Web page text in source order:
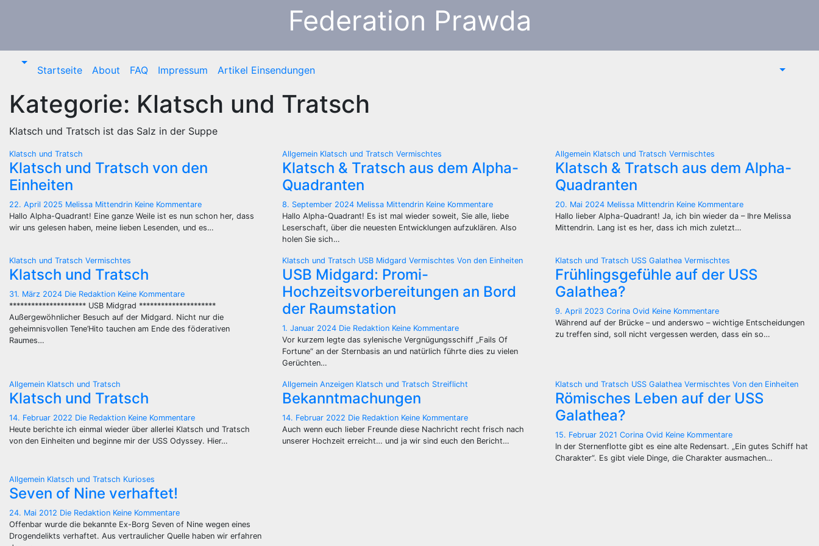
Federation Prawda
Startseite About FAQ Impressum Artikel Einsendungen
Kategorie: Klatsch und Tratsch
Klatsch und Tratsch ist das Salz in der Suppe
Klatsch und Tratsch
Klatsch und Tratsch von den
Einheiten
22. April 2025 Melissa Mittendrin Keine Kommentare
Hallo Alpha-Quadrant! Eine ganze Weile ist es nun schon her, dass
wir uns gelesen haben, meine lieben Lesenden, und es…
Allgemein Klatsch und Tratsch Vermischtes
Klatsch & Tratsch aus dem Alpha-
Quadranten
8. September 2024 Melissa Mittendrin Keine Kommentare
Hallo Alpha-Quadrant! Es ist mal wieder soweit, Sie alle, liebe
Leserschaft, über die neuesten Entwicklungen aufzuklären. Also
holen Sie sich…
Allgemein Klatsch und Tratsch Vermischtes
Klatsch & Tratsch aus dem Alpha-
Quadranten
20. Mai 2024 Melissa Mittendrin Keine Kommentare
Hallo lieber Alpha-Quadrant! Ja, ich bin wieder da – Ihre Melissa
Mittendrin. Lang ist es her, dass ich mich zuletzt…
Klatsch und Tratsch Vermischtes
Klatsch und Tratsch
31. März 2024 Die Redaktion Keine Kommentare
********************* USB Midgrad *********************
Außergewöhnlicher Besuch auf der Midgard. Nicht nur die
geheimnisvollen Tene’Hito tauchen am Ende des föderativen
Raumes…
Klatsch und Tratsch USB Midgard Vermischtes Von den Einheiten
USB Midgard: Promi-
Hochzeitsvorbereitungen an Bord
der Raumstation
1. Januar 2024 Die Redaktion Keine Kommentare
Vor kurzem legte das sylenische Vergnügungsschiff „Fails Of
Fortune“ an der Sternbasis an und natürlich führte dies zu vielen
Gerüchten…
Klatsch und Tratsch USS Galathea Vermischtes
Frühlingsgefühle auf der USS
Galathea?
9. April 2023 Corina Ovid Keine Kommentare
Während auf der Brücke – und anderswo – wichtige Entscheidungen
zu treffen sind, soll nicht vergessen werden, dass ein so…
Allgemein Klatsch und Tratsch
Klatsch und Tratsch
14. Februar 2022 Die Redaktion Keine Kommentare
Heute berichte ich einmal wieder über allerlei Klatsch und Tratsch
von den Einheiten und beginne mir der USS Odyssey. Hier…
Allgemein Anzeigen Klatsch und Tratsch Streiflicht
Bekanntmachungen
14. Februar 2022 Die Redaktion Keine Kommentare
Auch wenn euch lieber Freunde diese Nachricht recht frisch nach
unserer Hochzeit erreicht… und ja wir sind euch den Bericht…
Klatsch und Tratsch USS Galathea Vermischtes Von den Einheiten
Römisches Leben auf der USS
Galathea?
15. Februar 2021 Corina Ovid Keine Kommentare
In der Sternenflotte gibt es eine alte Redensart. „Ein gutes Schiff hat
Charakter“. Es gibt viele Dinge, die Charakter ausmachen…
Allgemein Klatsch und Tratsch Kurioses
Seven of Nine verhaftet!
24. Mai 2012 Die Redaktion Keine Kommentare
Offenbar wurde die bekannte Ex-Borg Seven of Nine wegen eines
Drogendelikts verhaftet. Aus vertraulicher Quelle haben wir erfahren